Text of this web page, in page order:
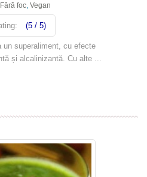
Fără foc,Vegan
(5 / 5)
un superaliment, cu efecte
și alcalinizantă. Cu alte ...